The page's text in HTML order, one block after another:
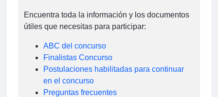
Encuentra toda la información y los documentos
útiles que necesitas para participar:
ABC del concurso
Finalistas Concurso
Postulaciones habilitadas para continuar
en el concurso
Preguntas frecuentes